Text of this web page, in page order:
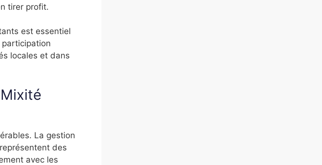
tirer profit.
est essentiel
participation
locales et dans
La gestion
des
avec les